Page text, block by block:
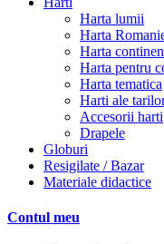
Harta lumii
Harta
Harta
Harta pentru
Harta tematica
Harti ale
Accesorii harti
Drapele
Globuri
Resigilate / Bazar
Materiale didactice
Contul meu